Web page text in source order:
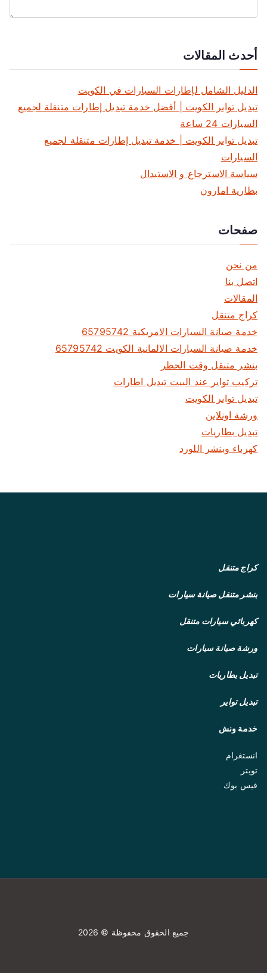
أحدث المقالات
الدليل الشامل لإطارات السيارات في الكويت
تبديل تواير الكويت | أفضل خدمة تبديل إطارات متنقلة لجميع
السيارات 24 ساعة
تبديل تواير الكويت | خدمة تبديل إطارات متنقلة لجميع
السيارات
سياسة الاسترجاع و الاستبدال
بطارية امارون
صفحات
من نحن
اتصل بنا
المقالات
كراج متنقل
خدمة صيانة السيارات الامريكية 65795742
خدمة صيانة السيارات الالمانية الكويت 65795742
بنشر متنقل وقت الحظر
تركيب تواير عند البيت تبديل اطارات
تبديل تواير الكويت
ورشة اونلاين
تبديل بطاريات
كهرباء وبنشر اللورد
كراج متنقل
بنشر متنقلصيانة سيارات
كهربائي سيارات متنقل
ورشة صيانة سيارات
تبديل بطاريات
تبديل تواير
خدمة ونش
انستغرام
تويتر
فيس بوك
جميع الحقوق محفوظة © 2026